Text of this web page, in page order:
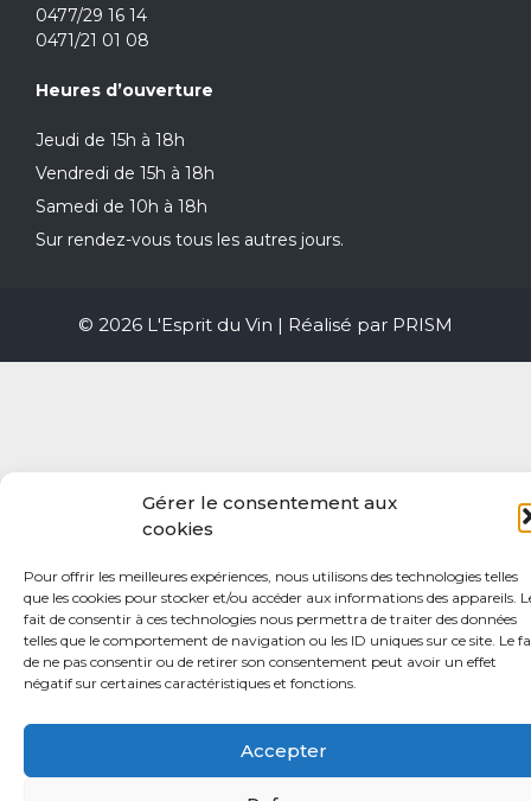
Gérer le consentement aux
cookies
Pour offrir les meilleures expériences, nous utilisons des technologies telles
que les cookies pour stocker et/ou accéder aux informations des appareils.
fait de consentir à ces technologies nous permettra de traiter des données
telles que le comportement de navigation ou les ID uniques sur ce site. Le
de ne pas consentir ou de retirer son consentement peut avoir un effet
négatif sur certaines caractéristiques et fonctions.
Accepter
0477/29 16 14
0471/21 01 08
Heures d’ouverture
Jeudi de 15h à 18h
Vendredi de 15h à 18h
Samedi de 10h à 18h
Sur rendez-vous tous les autres jours.
© 2026 L'Esprit du Vin | Réalisé par PRISM